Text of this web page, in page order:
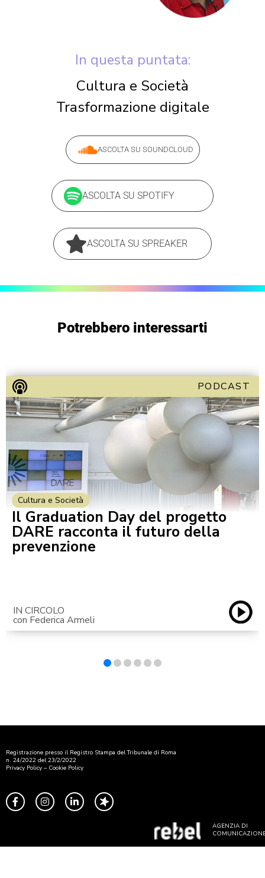
In questa puntata:
Cultura e Società
Trasformazione digitale
ASCOLTA SU SOUNDCLOUD
ASCOLTA SU SPOTIFY
ASCOLTA SU SPREAKER
Potrebbero interessarti
PODCAST
Cultura e Società
Il Graduation Day del progetto
DARE racconta il futuro della
prevenzione
IN CIRCOLO
con Federica Armeli
Registrazione presso il Registro Stampa del Tribunale di Roma
n. 24/2022 del 23/2/2022
Privacy Policy – Cookie Policy
AGENZIA DI